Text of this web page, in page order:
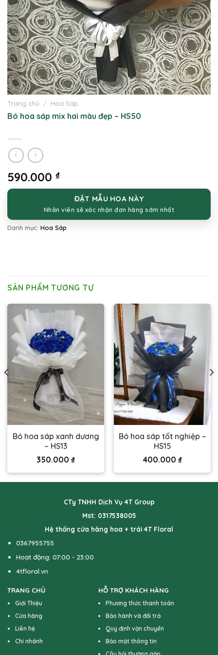
Trang chủ / Hoa Sáp
Bó hoa sáp mix hai màu đẹp – HS50
590.000 ₫
ĐẶT MẪU HOA NÀY
Nhân viên sẽ xác nhận đơn hàng sớm nhất
Danh mục: Hoa Sáp
SẢN PHẨM TƯƠNG TỰ
Bó hoa sáp xanh dương
– HS13
350.000 ₫
Bó hoa sáp tốt nghiệp –
HS15
400.000 ₫
CTy TNHH Dịch Vụ 4T Group
Mst: 0317538005
Hệ thống cửa hàng hoa + trái 4T Floral
0367955755
Hoạt động: 07:00 - 23:00
4tfloral.vn
TRANG CHỦ
Giới Thiệu
Cửa hàng
Liên hệ
Chi nhánh
HỖ TRỢ KHÁCH HÀNG
Phương thức thanh toán
Bảo hành và đổi trả
Quy định vận chuyển
Bảo mật thông tin